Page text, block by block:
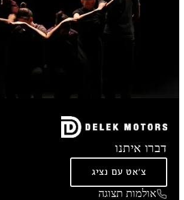
דברו איתנו
צ'אט עם נציג
אולמות תצוגה